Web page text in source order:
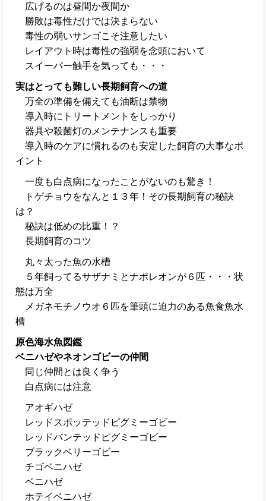
広げるのは昼間か夜間か
勝敗は毒性だけでは決まらない
毒性の弱いサンゴこそ注意したい
レイアウト時は毒性の強弱を念頭において
スイーパー触手を気っても・・・
実はとっても難しい長期飼育への道
万全の準備を備えても油断は禁物
導入時にトリートメントをしっかり
器具や殺菌灯のメンテナンスも重要
導入時のケアに慣れるのも安定した飼育の大事なポ
イント
一度も白点病になったことがないのも驚き！
トゲチョウをなんと１３年！その長期飼育の秘訣
は？
秘訣は低めの比重！？
長期飼育のコツ
丸々太った魚の水槽
５年飼ってるサザナミとナポレオンが６匹・・・状
態は万全
メガネモチノウオ６匹を筆頭に迫力のある魚食魚水
槽
原色海水魚図鑑
ベニハゼやネオンゴビーの仲間
同じ仲間とは良く争う
白点病には注意
アオギハゼ
レッドスポッテッドピグミーゴビー
レッドバンテッドピグミーゴビー
ブラックベリーゴビー
チゴベニハゼ
ベニハゼ
ホテイベニハゼ